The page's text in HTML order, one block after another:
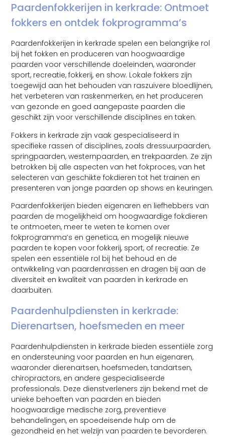
Paardenfokkerijen in kerkrade: Ontmoet
fokkers en ontdek fokprogramma’s
Paardenfokkerijen in kerkrade spelen een belangrijke rol
bij het fokken en produceren van hoogwaardige
paarden voor verschillende doeleinden, waaronder
sport, recreatie, fokkerij, en show. Lokale fokkers zijn
toegewijd aan het behouden van raszuivere bloedlijnen,
het verbeteren van raskenmerken, en het produceren
van gezonde en goed aangepaste paarden die
geschikt zijn voor verschillende disciplines en taken.
Fokkers in kerkrade zijn vaak gespecialiseerd in
specifieke rassen of disciplines, zoals dressuurpaarden,
springpaarden, westernpaarden, en trekpaarden. Ze zijn
betrokken bij alle aspecten van het fokproces, van het
selecteren van geschikte fokdieren tot het trainen en
presenteren van jonge paarden op shows en keuringen.
Paardenfokkerijen bieden eigenaren en liefhebbers van
paarden de mogelijkheid om hoogwaardige fokdieren
te ontmoeten, meer te weten te komen over
fokprogramma’s en genetica, en mogelijk nieuwe
paarden te kopen voor fokkerij, sport, of recreatie. Ze
spelen een essentiële rol bij het behoud en de
ontwikkeling van paardenrassen en dragen bij aan de
diversiteit en kwaliteit van paarden in kerkrade en
daarbuiten.
Paardenhulpdiensten in kerkrade:
Dierenartsen, hoefsmeden en meer
Paardenhulpdiensten in kerkrade bieden essentiële zorg
en ondersteuning voor paarden en hun eigenaren,
waaronder dierenartsen, hoefsmeden, tandartsen,
chiropractors, en andere gespecialiseerde
professionals. Deze dienstverleners zijn bekend met de
unieke behoeften van paarden en bieden
hoogwaardige medische zorg, preventieve
behandelingen, en spoedeisende hulp om de
gezondheid en het welzijn van paarden te bevorderen.